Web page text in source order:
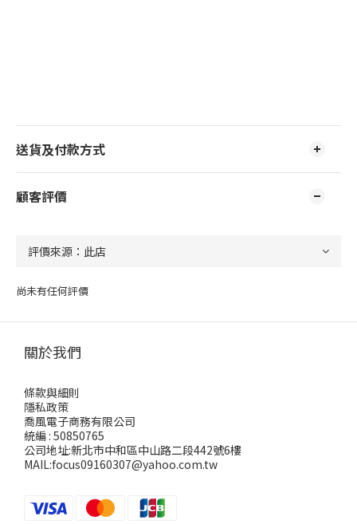
送貨及付款方式
顧客評價
尚未有任何評價
關於我們
條款與細則
隱私政策
喬風電子商務有限公司
統編 : 50850765
公司地址:新北市中和區中山路二段442號6樓
MAIL:focus09160307@yahoo.com.tw